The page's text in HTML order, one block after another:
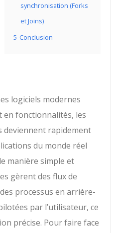
synchronisation (Forks
et Joins)
5 Conclusion
logiciels modernes
en fonctionnalités, les
deviennent rapidement
du monde réel
manière simple et
gèrent des flux de
processus en arrière-
par l’utilisateur, ce
précise. Pour faire face